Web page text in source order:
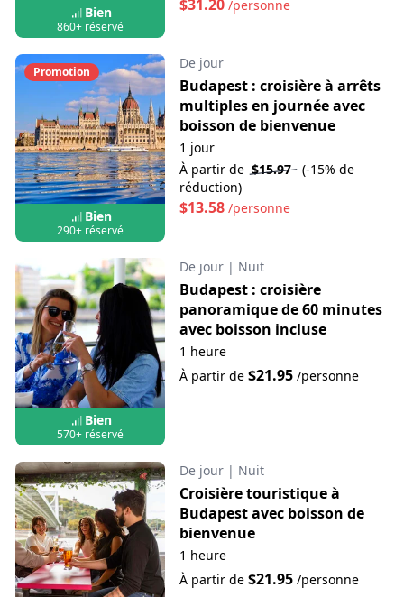
Bien
860+ réservé
$31.20/personne
Promotion
Bien
290+ réservé
De jour
Budapest : croisière à arrêts
multiples en journée avec
boisson de bienvenue
1 jour
À partir de $15.97 (-15% de
réduction)
$13.58/personne
Bien
570+ réservé
De jour | Nuit
Budapest : croisière
panoramique de 60 minutes
avec boisson incluse
1 heure
À partir de $21.95/personne
De jour | Nuit
Croisière touristique à
Budapest avec boisson de
bienvenue
1 heure
À partir de $21.95/personne